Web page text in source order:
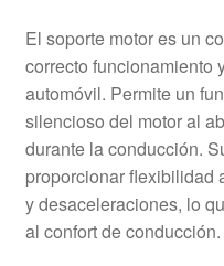
El soporte motor es un
correcto funcionamiento
automóvil. Permite un
silencioso del motor al
durante la conducción.
proporcionar flexibilidad
y desaceleraciones, lo
al confort de conducción.